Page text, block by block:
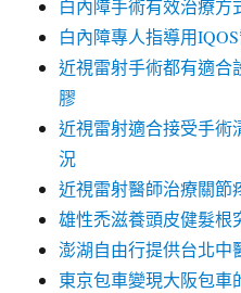
白內障手術有效治療
白內障專人指導用
近視雷射手術都有適合
膠
近視雷射適合接受手術
況
近視雷射醫師治療關節
雄性禿滋養頭皮健髮根
澎湖自由行提供台北中
東京包車變現大阪包車